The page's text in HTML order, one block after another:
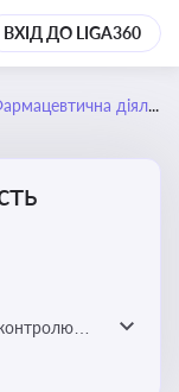
ВХІД ДО LIGA360
діяльність
та
безпеки